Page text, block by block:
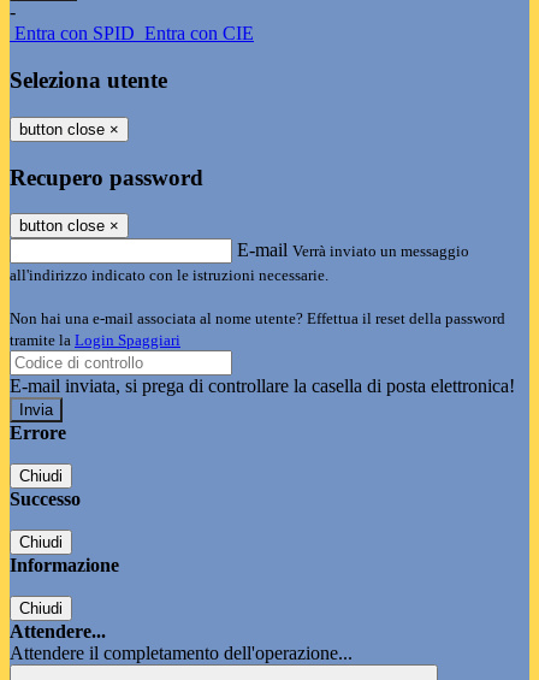
-
Entra con SPID Entra con CIE
Seleziona utente
button close ×
Recupero password
button close ×
E-mail Verrà inviato un messaggio
all'indirizzo indicato con le istruzioni necessarie.
Non hai una e-mail associata al nome utente? Effettua il reset della password
tramite la Login Spaggiari
E-mail inviata, si prega di controllare la casella di posta elettronica!
Errore
Chiudi
Successo
Chiudi
Informazione
Chiudi
Attendere...
Attendere il completamento dell'operazione...